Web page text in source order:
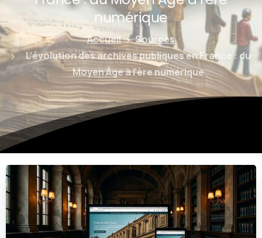
numérique
Accueil
Sources
L’évolution des archives publiques en France : du
Moyen Âge à l’ère numérique